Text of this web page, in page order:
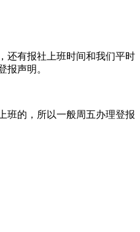
还有报社上班时间和我们平时
报声明。
班的，所以一般周五办理登报